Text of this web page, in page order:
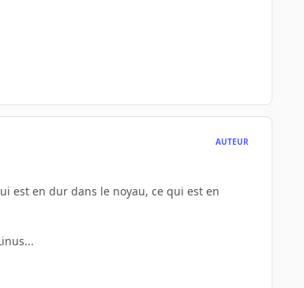
AUTEUR
est en dur dans le noyau, ce qui est en